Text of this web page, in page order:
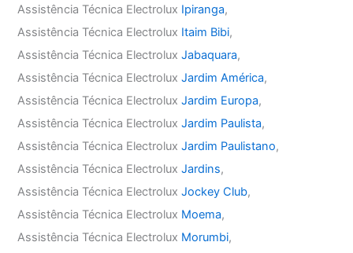
Assistência Técnica Electrolux Ipiranga,
Assistência Técnica Electrolux Itaim Bibi,
Assistência Técnica ElectroluxJabaquara,
Assistência Técnica ElectroluxJardim América,
Assistência Técnica ElectroluxJardim Europa,
Assistência Técnica ElectroluxJardim Paulista,
Assistência Técnica ElectroluxJardim Paulistano,
Assistência Técnica ElectroluxJardins,
Assistência Técnica ElectroluxJockey Club,
Assistência Técnica Electrolux Moema,
Assistência Técnica Electrolux Morumbi,